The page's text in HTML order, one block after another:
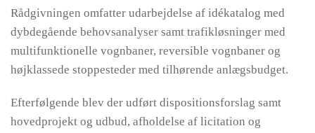
Rådgivningen omfatter udarbejdelse af idékatalog med
dybdegående behovsanalyser samt trafikløsninger med
multifunktionelle vognbaner, reversible vognbaner og
højklassede stoppesteder med tilhørende anlægsbudget.
Efterfølgende blev der udført dispositionsforslag samt
hovedprojekt og udbud, afholdelse af licitation og